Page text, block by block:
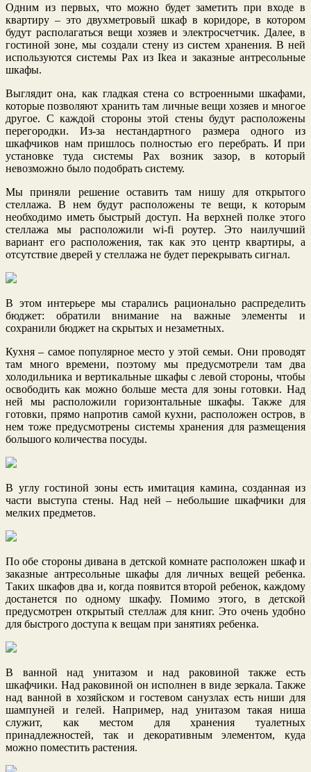
Одним из первых, что можно будет заметить при входе в
квартиру ‒ это двухметровый шкаф в коридоре, в котором
будут располагаться вещи хозяев и электросчетчик. Далее, в
гостиной зоне, мы создали стену из систем хранения. В ней
используются системы Pax из Ikea и заказные антресольные
шкафы.
Выглядит она, как гладкая стена со встроенными шкафами,
которые позволяют хранить там личные вещи хозяев и многое
другое. С каждой стороны этой стены будут расположены
перегородки. Из-за нестандартного размера одного из
шкафчиков нам пришлось полностью его перебрать. И при
установке туда системы Pax возник зазор, в который
невозможно было подобрать систему.
Мы приняли решение оставить там нишу для открытого
стеллажа. В нем будут расположены те вещи, к которым
необходимо иметь быстрый доступ. На верхней полке этого
стеллажа мы расположили wi-fi роутер. Это наилучший
вариант его расположения, так как это центр квартиры, а
отсутствие дверей у стеллажа не будет перекрывать сигнал.
В этом интерьере мы старались рационально распределить
бюджет: обратили внимание на важные элементы и
сохранили бюджет на скрытых и незаметных.
Кухня – самое популярное место у этой семьи. Они проводят
там много времени, поэтому мы предусмотрели там два
холодильника и вертикальные шкафы с левой стороны, чтобы
освободить как можно больше места для зоны готовки. Над
ней мы расположили горизонтальные шкафы. Также для
готовки, прямо напротив самой кухни, расположен остров, в
нем тоже предусмотрены системы хранения для размещения
большого количества посуды.
В углу гостиной зоны есть имитация камина, созданная из
части выступа стены. Над ней – небольшие шкафчики для
мелких предметов.
По обе стороны дивана в детской комнате расположен шкаф и
заказные антресольные шкафы для личных вещей ребенка.
Таких шкафов два и, когда появится второй ребенок, каждому
достанется по одному шкафу. Помимо этого, в детской
предусмотрен открытый стеллаж для книг. Это очень удобно
для быстрого доступа к вещам при занятиях ребенка.
В ванной над унитазом и над раковиной также есть
шкафчики. Над раковиной он исполнен в виде зеркала. Также
над ванной в хозяйском и гостевом санузлах есть ниши для
шампуней и гелей. Например, над унитазом такая ниша
служит, как местом для хранения туалетных
принадлежностей, так и декоративным элементом, куда
можно поместить растения.